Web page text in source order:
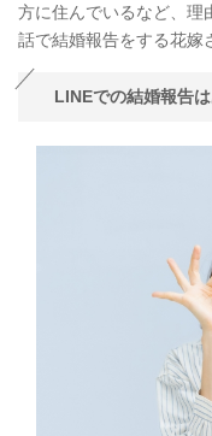
方に住んでいるなど、理
話で結婚報告をする花嫁
LINEでの結婚報告